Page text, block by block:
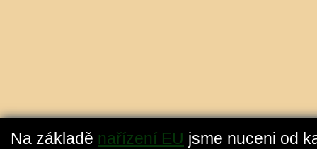
Na základě nařízení EU jsme nuceni od